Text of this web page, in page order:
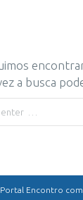
a busca
Encontro